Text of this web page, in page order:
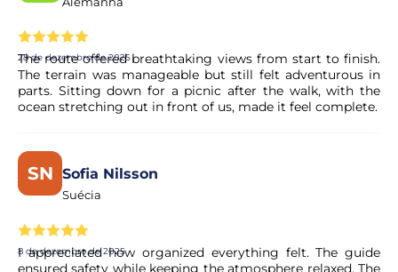
28 de dezembro de 2025
The route offered breathtaking views from start to finish.
The terrain was manageable but still felt adventurous in
parts. Sitting down for a picnic after the walk, with the
ocean stretching out in front of us, made it feel complete.
SN Sofia Nilsson
Suécia
8 de dezembro de 2025
I appreciated how organized everything felt. The guide
ensured safety while keeping the atmosphere relaxed. The